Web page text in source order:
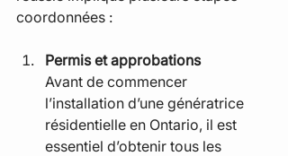
coordonnées :
Permis et approbations
Avant de commencer
l’installation d’une génératrice
résidentielle en Ontario, il est
essentiel d’obtenir tous les